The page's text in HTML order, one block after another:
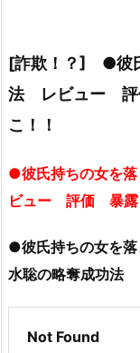
[詐欺！？] ●彼
法 レビュー 評
こ！！
●彼氏持ちの女を
ビュー 評価 暴露
●彼氏持ちの女を
水聡の略奪成功法
Not Found